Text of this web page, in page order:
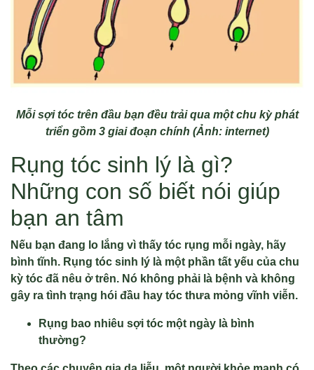
Mỗi sợi tóc trên đầu bạn đều trải qua một chu kỳ phát
triển gồm 3 giai đoạn chính (Ảnh: internet)
Rụng tóc sinh lý là gì?
Những con số biết nói giúp
bạn an tâm
Nếu bạn đang lo lắng vì thấy tóc rụng mỗi ngày, hãy
bình tĩnh. Rụng tóc sinh lý là một phần tất yếu của chu
kỳ tóc đã nêu ở trên. Nó không phải là bệnh và không
gây ra tình trạng hói đầu hay tóc thưa mỏng vĩnh viễn.
Rụng bao nhiêu sợi tóc một ngày là bình
thường?